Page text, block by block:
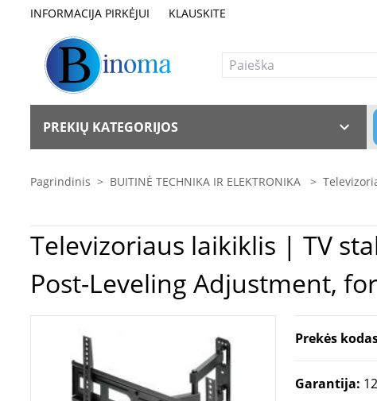
INFORMACIJA PIRKĖJUI KLAUSKITE
PREKIŲ KATEGORIJOS
Pagrindinis > BUITINĖ TECHNIKA IR ELEKTRONIKA >
Televizoriaus laikiklis | TV staliukas MANHATTAN Full-Motion TV
Prekės
Garantija: